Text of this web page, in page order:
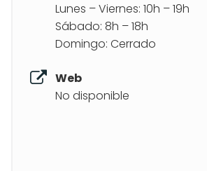
Lunes – Viernes: 10h – 19h
Sábado: 8h – 18h
Domingo: Cerrado
Web
No disponible